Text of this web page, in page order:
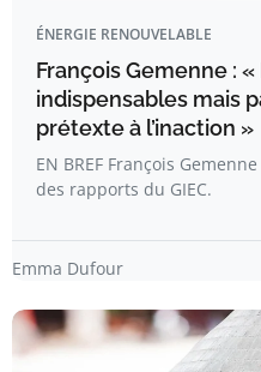
ÉNERGIE RENOUVELABLE
François Gemenne :
indispensables mais
prétexte à l’inaction »
EN BREF François
des rapports du GIEC.
Emma Dufour